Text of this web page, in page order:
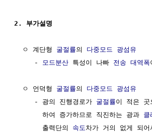
2. 부가설명
  ㅇ 계단형
굴절률의 다중모드 광섬유
     -
모드분산 특성이 나빠 전송 대역폭
  ㅇ 언덕형
굴절률의 다중모드 광섬유
     - 광의 진행경로가
굴절률이 적은 곳
       하여 증가하므로 직진하는 광과
클
       출력단의
속도 차가 거의 없게 되어